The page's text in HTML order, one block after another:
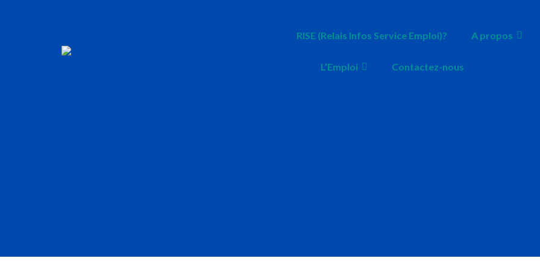
RISE (Relais Infos Service Emploi)? A propos
L’Emploi Contactez-nous